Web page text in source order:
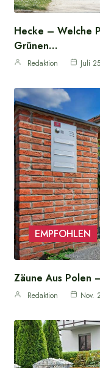
Hecke – Welche
Grünen…
Redaktion Juli
EMPFOHLEN
Zäune Aus Polen
Redaktion Nov.